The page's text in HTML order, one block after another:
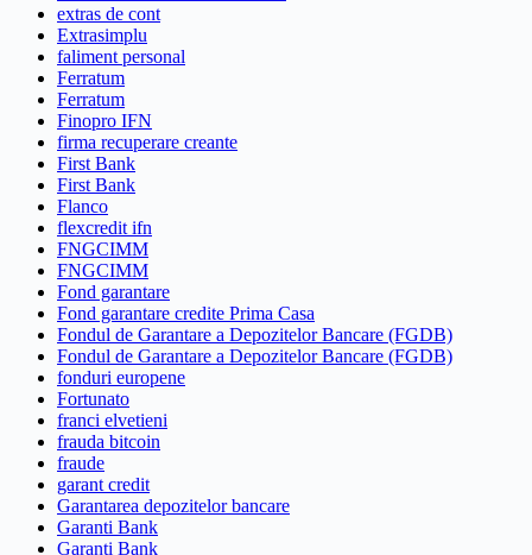
extras de cont
Extrasimplu
faliment personal
Ferratum
Ferratum
Finopro IFN
firma recuperare creante
First Bank
First Bank
Flanco
flexcredit ifn
FNGCIMM
FNGCIMM
Fond garantare
Fond garantare credite Prima Casa
Fondul de Garantare a Depozitelor Bancare (FGDB)
Fondul de Garantare a Depozitelor Bancare (FGDB)
fonduri europene
Fortunato
franci elvetieni
frauda bitcoin
fraude
garant credit
Garantarea depozitelor bancare
Garanti Bank
Garanti Bank